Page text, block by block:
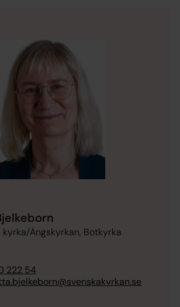
kyrka/Ängskyrkan, Botkyrka
222 54